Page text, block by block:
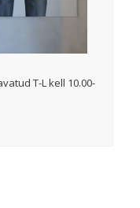
T-L kell 10.00-